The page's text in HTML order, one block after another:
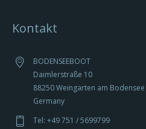
Kontakt
BODENSEEBOOT
Daimlerstraße 10
88250 Weingarten am Bodensee
Germany
Tel: +49 751 / 5699799